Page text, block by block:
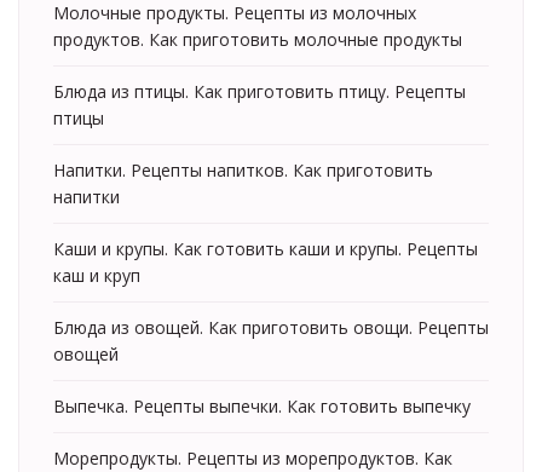
Молочные продукты. Рецепты из молочных
продуктов. Как приготовить молочные продукты
Блюда из птицы. Как приготовить птицу. Рецепты
птицы
Напитки. Рецепты напитков. Как приготовить
напитки
Каши и крупы. Как готовить каши и крупы. Рецепты
каш и круп
Блюда из овощей. Как приготовить овощи. Рецепты
овощей
Выпечка. Рецепты выпечки. Как готовить выпечку
Морепродукты. Рецепты из морепродуктов. Как